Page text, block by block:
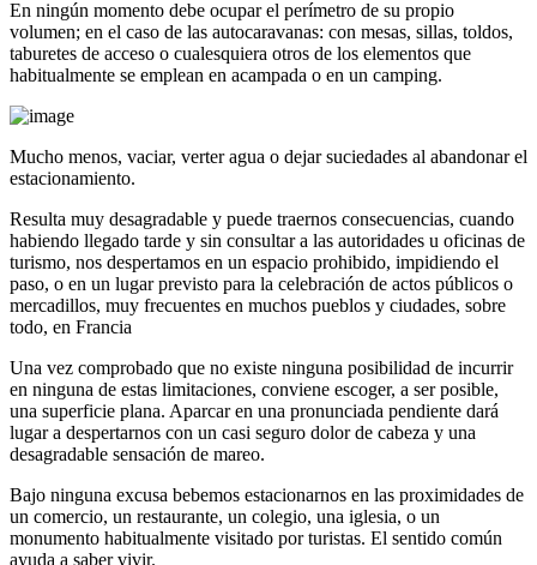
En ningún momento debe ocupar el perímetro de su propio
volumen; en el caso de las autocaravanas: con mesas, sillas, toldos,
taburetes de acceso o cualesquiera otros de los elementos que
habitualmente se emplean en acampada o en un camping.
Mucho menos, vaciar, verter agua o dejar suciedades al abandonar el
estacionamiento.
Resulta muy desagradable y puede traernos consecuencias, cuando
habiendo llegado tarde y sin consultar a las autoridades u oficinas de
turismo, nos despertamos en un espacio prohibido, impidiendo el
paso, o en un lugar previsto para la celebración de actos públicos o
mercadillos, muy frecuentes en muchos pueblos y ciudades, sobre
todo, en Francia
Una vez comprobado que no existe ninguna posibilidad de incurrir
en ninguna de estas limitaciones, conviene escoger, a ser posible,
una superficie plana. Aparcar en una pronunciada pendiente dará
lugar a despertarnos con un casi seguro dolor de cabeza y una
desagradable sensación de mareo.
Bajo ninguna excusa bebemos estacionarnos en las proximidades de
un comercio, un restaurante, un colegio, una iglesia, o un
monumento habitualmente visitado por turistas. El sentido común
ayuda a saber vivir.